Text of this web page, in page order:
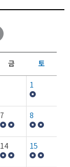
금 토
1
7 8
14 15